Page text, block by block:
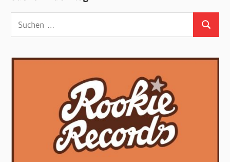
Suchen
nach:
Suchen